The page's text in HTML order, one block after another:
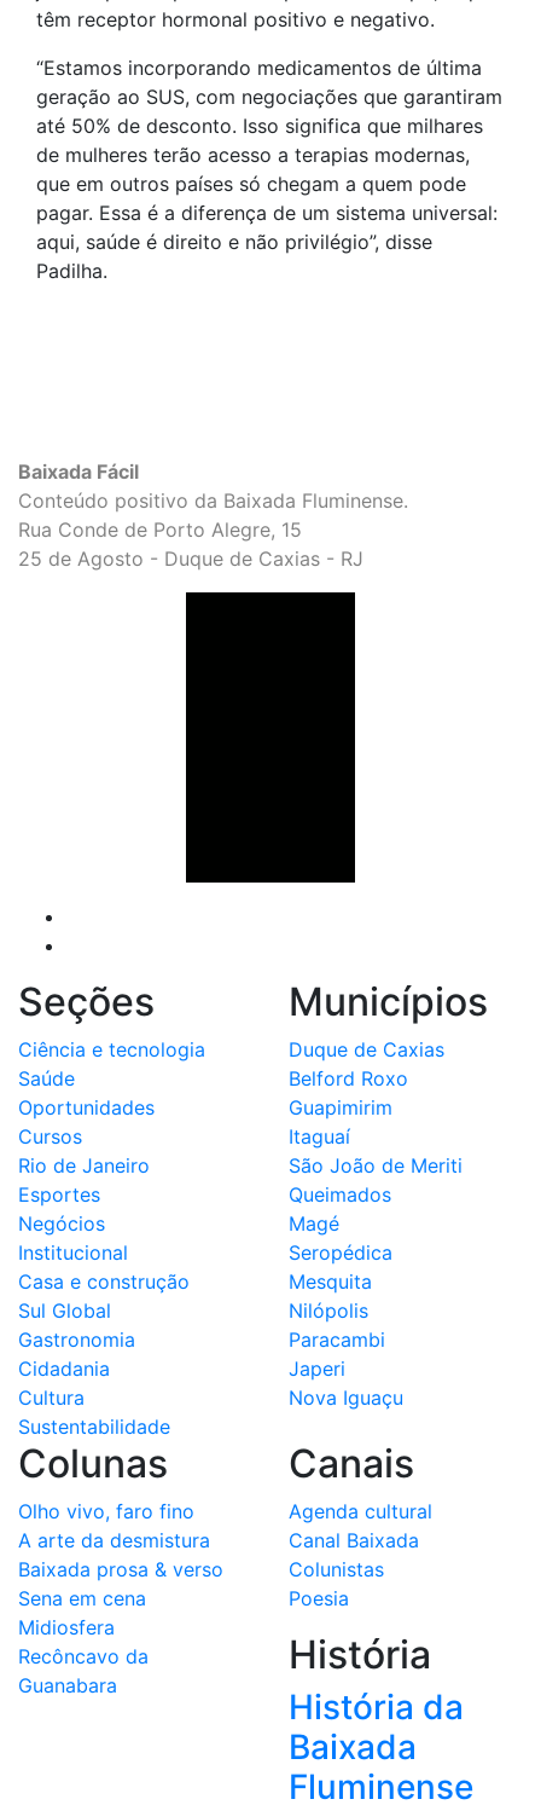
têm receptor hormonal positivo e negativo.
“Estamos incorporando medicamentos de última
geração ao SUS, com negociações que garantiram
até 50% de desconto. Isso significa que milhares
de mulheres terão acesso a terapias modernas,
que em outros países só chegam a quem pode
pagar. Essa é a diferença de um sistema universal:
aqui, saúde é direito e não privilégio”, disse
Padilha.
Baixada Fácil
Conteúdo positivo da Baixada Fluminense.
Rua Conde de Porto Alegre, 15
25 de Agosto - Duque de Caxias - RJ
Seções
Ciência e tecnologia
Saúde
Oportunidades
Cursos
Rio de Janeiro
Esportes
Negócios
Institucional
Casa e construção
Sul Global
Gastronomia
Cidadania
Cultura
Sustentabilidade
Municípios
Duque de Caxias
Belford Roxo
Guapimirim
Itaguaí
São João de Meriti
Queimados
Magé
Seropédica
Mesquita
Nilópolis
Paracambi
Japeri
Nova Iguaçu
Colunas
Olho vivo, faro fino
A arte da desmistura
Baixada prosa & verso
Sena em cena
Midiosfera
Recôncavo da
Guanabara
Canais
Agenda cultural
Canal Baixada
Colunistas
Poesia
História
História da
Baixada
Fluminense